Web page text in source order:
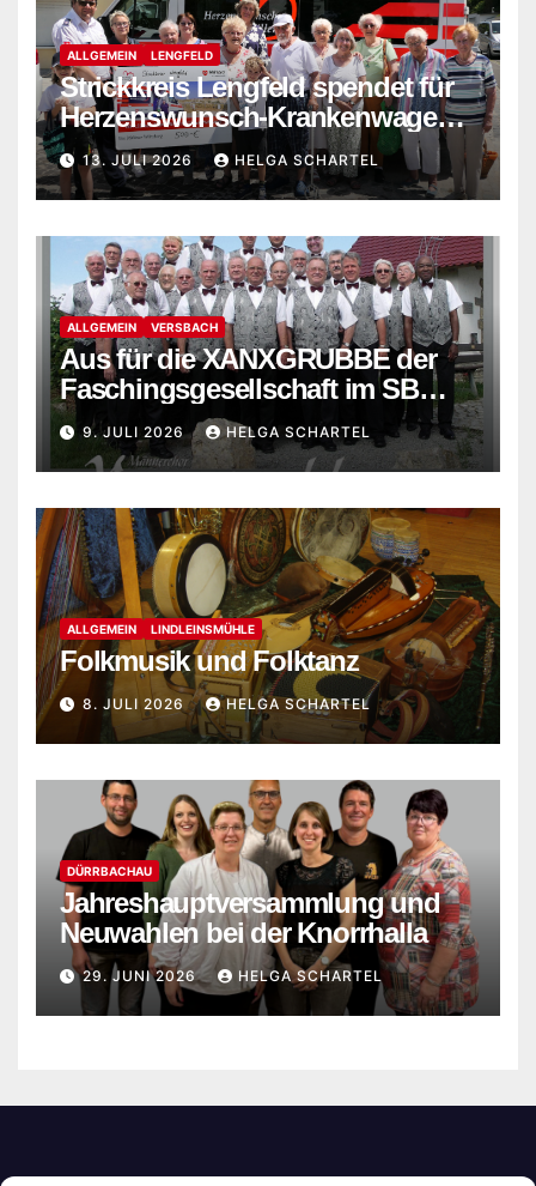
ALLGEMEIN LENGFELD
Strickkreis Lengfeld spendet für
Herzenswunsch-Krankenwagen
der Malteser
13. JULI 2026 HELGA SCHARTEL
ALLGEMEIN VERSBACH
Aus für die XANXGRUBBE der
Faschingsgesellschaft im SB
Versbach
9. JULI 2026 HELGA SCHARTEL
ALLGEMEIN LINDLEINSMÜHLE
Folkmusik und Folktanz
8. JULI 2026 HELGA SCHARTEL
DÜRRBACHAU
Jahreshauptversammlung und
Neuwahlen bei der Knorrhalla
29. JUNI 2026 HELGA SCHARTEL